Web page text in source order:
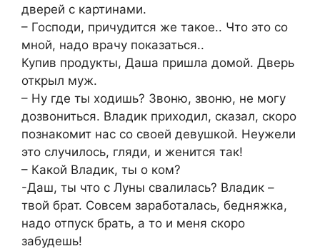
дверей с картинами.
– Господи, причудится же такое.. Что это со
мной, надо врачу показаться..
Купив продукты, Даша пришла домой. Дверь
открыл муж.
– Ну где ты ходишь? Звоню, звоню, не могу
дозвониться. Владик приходил, сказал, скоро
познакомит нас со своей девушкой. Неужели
это случилось, гляди, и женится так!
– Какой Владик, ты о ком?
-Даш, ты что с Луны свалилась? Владик –
твой брат. Совсем заработалась, бедняжка,
надо отпуск брать, а то и меня скоро
забудешь!